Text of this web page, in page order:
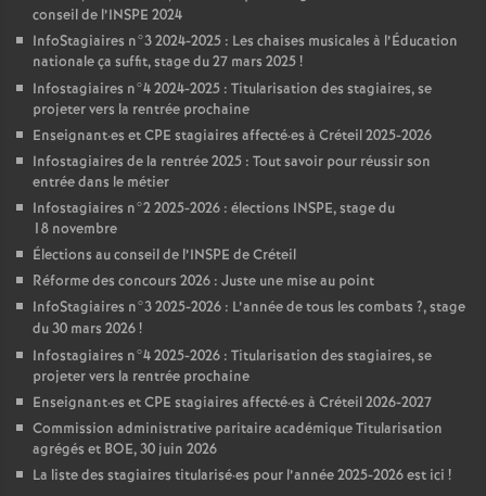
conseil de l’INSPE 2024
InfoStagiaires n°3 2024-2025 : Les chaises musicales à l’Éducation
nationale ça suffit, stage du 27 mars 2025!
Infostagiaires n°4 2024-2025 : Titularisation des stagiaires, se
projeter vers la rentrée prochaine
Enseignant·es etCPE stagiaires affecté·es à Créteil 2025-2026
Infostagiaires de la rentrée 2025 : Tout savoir pour réussir son
entrée dans le métier
Infostagiaires n°2 2025-2026 : élections INSPE, stage du
18 novembre
Élections au conseil de l’INSPE de Créteil
Réforme des concours 2026 : Juste une mise au point
InfoStagiaires n°3 2025-2026 : L’année de tous les combats ?, stage
du 30 mars 2026!
Infostagiaires n°4 2025-2026 : Titularisation des stagiaires, se
projeter vers la rentrée prochaine
Enseignant·es etCPE stagiaires affecté·es à Créteil 2026-2027
Commission administrative paritaire académique Titularisation
agrégés et BOE, 30 juin 2026
La liste des stagiaires titularisé·es pour l’année 2025-2026 est ici !